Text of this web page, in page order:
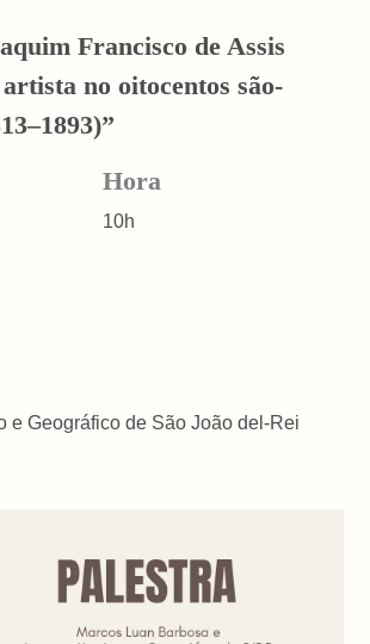
Francisco de Assis
no oitocentos são-
Hora
10h
e Geográfico de São João del-Rei